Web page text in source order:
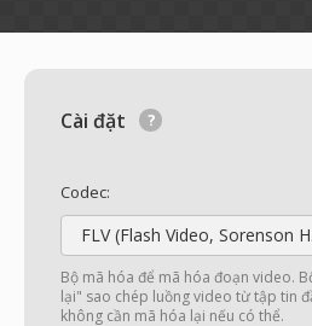
Cài đặt
Codec:
FLV (Flash Video, Sorenson
Bộ mã hóa để mã hóa đoạn video.
lại" sao chép luồng video từ tập tin
không cần mã hóa lại nếu có thể.